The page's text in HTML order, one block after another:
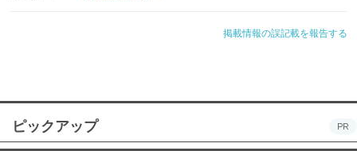
掲載情報の誤記載を報告する
ピックアップ PR